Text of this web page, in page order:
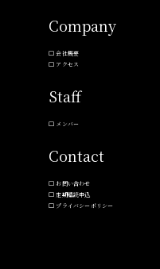
Company
会社概要
アクセス
Staff
メンバー
Contact
お問い合わせ
定期購読申込
プライバシーポリシー